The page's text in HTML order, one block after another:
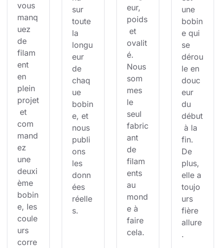
vous
manq
uez
de
filam
ent
en
plein
projet
et
com
mand
ez
une
deuxi
ème
bobin
e, les
coule
urs
corre
sur
toute
la
longu
eur
de
chaq
ue
bobin
e, et
nous
publi
ons
les
donn
ées
réelle
s.
eur,
poids
et
ovalit
é.
Nous
som
mes
le
seul
fabric
ant
de
filam
ents
au
mond
e à
faire
cela.
une
bobin
e qui
se
dérou
le en
douc
eur
du
début
à la
fin.
De
plus,
elle a
toujo
urs
fière
allure
.